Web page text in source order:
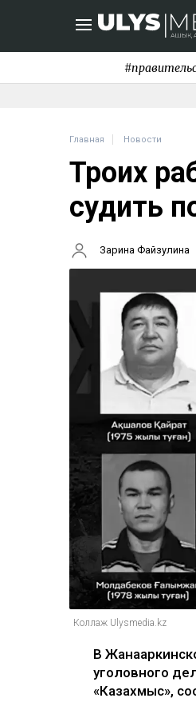
Главная Новости
Троих
судить
Зарина Файзулина
Коллаж Ulysmedia.kz
В
уголовного
«Казахмыс»,